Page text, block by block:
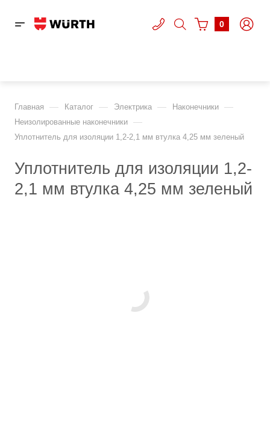
0
Главная — Каталог — Электрика — Наконечники —
Неизолированные наконечники —
Уплотнитель для изоляции 1,2-2,1 мм втулка 4,25 мм зеленый
Уплотнитель для изоляции 1,2-
2,1 мм втулка 4,25 мм зеленый